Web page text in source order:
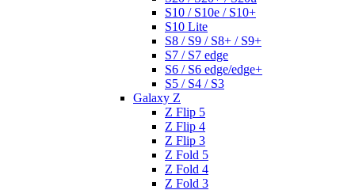
S10 / S10e / S10+
S10 Lite
S8 / S9 / S8+ / S9+
S7 / S7 edge
S6 / S6 edge/edge+
S5 / S4 / S3
Galaxy Z
Z Flip 5
Z Flip 4
Z Flip 3
Z Fold 5
Z Fold 4
Z Fold 3